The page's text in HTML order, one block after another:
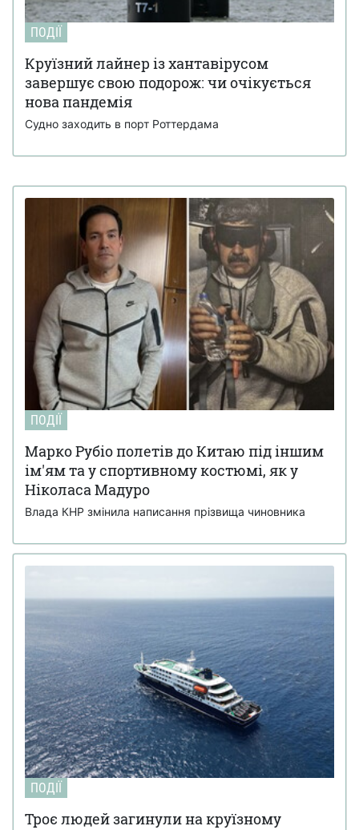
ПОДІЇ
Круїзний лайнер із хантавірусом
завершує свою подорож: чи очікується
нова пандемія
Судно заходить в порт Роттердама
ПОДІЇ
Марко Рубіо полетів до Китаю під іншим
ім'ям та у спортивному костюмі, як у
Ніколаса Мадуро
Влада КНР змінила написання прізвища чиновника
ПОДІЇ
Троє людей загинули на круїзному